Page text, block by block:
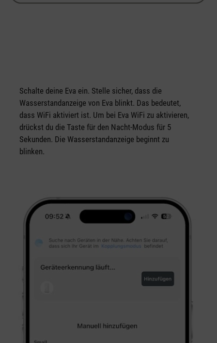
Schalte deine Eva ein. Stelle sicher, dass die
Wasserstandanzeige von Eva blinkt. Das bedeutet,
dass WiFi aktiviert ist. Um bei Eva WiFi zu aktivieren,
drückst du die Taste für den Nacht-Modus für 5
Sekunden. Die Wasserstandanzeige beginnt zu
blinken.